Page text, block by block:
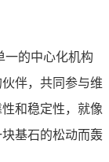
一的中心化机构
伴，共同参与维
和稳定性，就像
基石的松动而轰